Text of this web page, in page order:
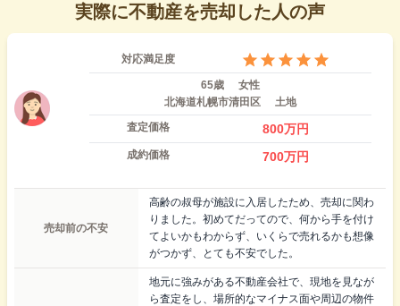
実際に不動産を売却した人の声
対応満足度
65歳
女性
北海道札幌市清田区
土地
査定価格
800万円
成約価格 700万円
売却前の不安
高齢の叔母が施設に入居したため、売却に関わ
りました。初めてだってので、何から手を付け
てよいかもわからず、いくらで売れるかも想像
がつかず、とても不安でした。
地元に強みがある不動産会社で、現地を見なが
ら査定をし、場所的なマイナス面や周辺の物件